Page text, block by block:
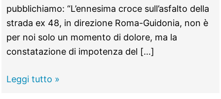
pubblichiamo: “L’ennesima croce sull’asfalto della
strada ex 48, in direzione Roma-Guidonia, non è
per noi solo un momento di dolore, ma la
constatazione di impotenza del […]
GUIDONIA
Leggi tutto »